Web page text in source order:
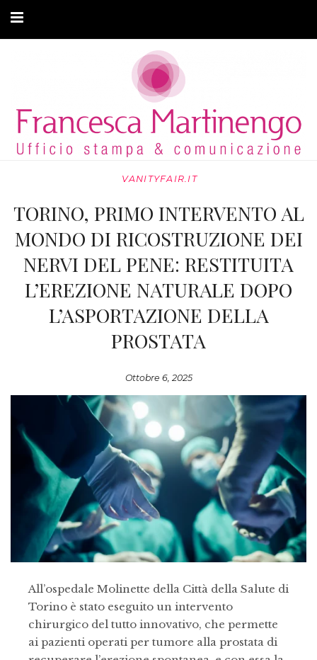
ARTICOLI
MODA ADATTIVA
PRIVACY
VANITYFAIR.IT
TORINO, PRIMO INTERVENTO AL
MONDO DI RICOSTRUZIONE DEI
NERVI DEL PENE: RESTITUITA
L’EREZIONE NATURALE DOPO
L’ASPORTAZIONE DELLA
PROSTATA
Ottobre 6, 2025
All’ospedale Molinette della Città della Salute di
Torino è stato eseguito un intervento
chirurgico del tutto innovativo, che permette
ai pazienti operati per tumore alla prostata di